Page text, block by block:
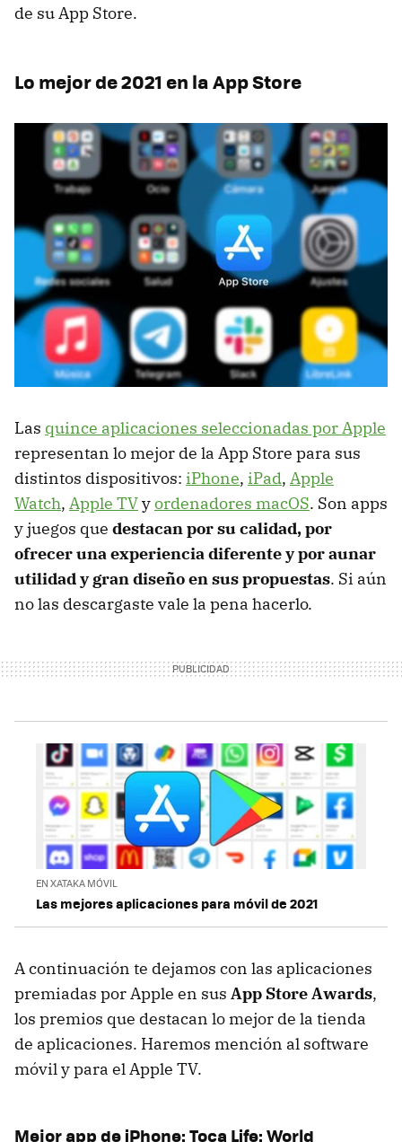
de su App Store.
Lo mejor de 2021 en la App Store
Las quince aplicaciones seleccionadas por Apple
representan lo mejor de la App Store para sus
distintos dispositivos: iPhone, iPad, Apple
Watch, Apple TVyordenadores macOS. Son apps
y juegos que destacan por su calidad, por
ofrecer una experiencia diferente y por aunar
utilidad y gran diseño en sus propuestas. Si aún
no las descargaste vale la pena hacerlo.
EN XATAKA MÓVIL
Las mejores aplicaciones para móvil de 2021
A continuación te dejamos con las aplicaciones
premiadas por Apple en sus App Store Awards,
los premios que destacan lo mejor de la tienda
de aplicaciones. Haremos mención al software
móvil y para el Apple TV.
Mejor app de iPhone: Toca Life: World